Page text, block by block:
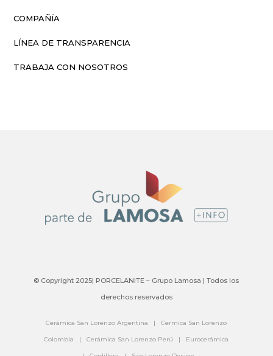
COMPAÑÍA
LÍNEA DE TRANSPARENCIA
TRABAJA CON NOSOTROS
© Copyright 2025| PORCELANITE – Grupo Lamosa | Todos los
derechos reservados
Cerámica San Lorenzo Argentina |Cermica San Lorenzo
Colombia |Cerámica San Lorenzo Perú | Eurocerámica